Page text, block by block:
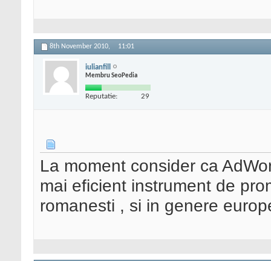
8th November 2010, 11:01
iulianfill
Membru SeoPedia
Reputatie: 29
La moment consider ca
mai eficient instrument de
romanesti , si in genere